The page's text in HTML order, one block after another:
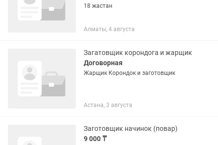
18 жастан
Алматы, 4 августа
Загатовщик корондога и жарщик
Договорная
Жарщик Корондок и заготовщик
Астана, 3 августа
Заготовщик начинок (повар)
9 000 ₸